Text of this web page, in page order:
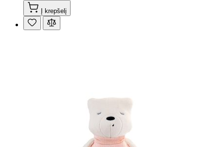
Į krepšelį